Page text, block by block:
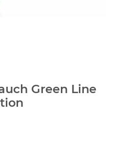
Green Line